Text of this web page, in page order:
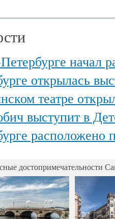
начал работу
выставка
театре открылся
в Детском театре
расположено
достопримечательности